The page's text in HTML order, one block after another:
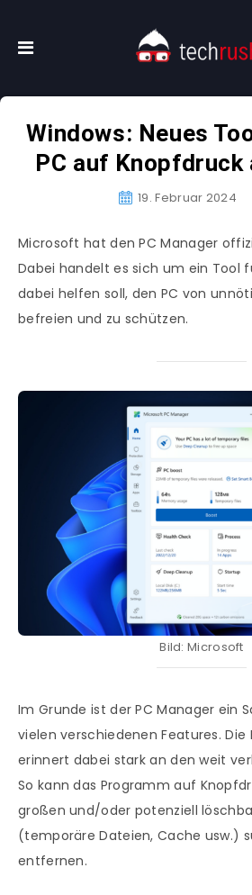
Windows: Neues
PC auf Knopfdruck
19. Februar 2024
Microsoft hat den PC Manager
Dabei handelt es sich um ein Tool
dabei helfen soll, den PC von
befreien und zu schützen.
Bild: Microsoft
Im Grunde ist der PC Manager ein
vielen verschiedenen Features.
erinnert dabei stark an den weit
So kann das Programm auf
großen und/oder potenziell
(temporäre Dateien, Cache usw.)
entfernen.